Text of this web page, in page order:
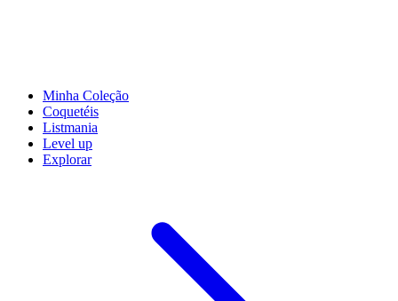
Minha Coleção
Coquetéis
Listmania
Level up
Explorar